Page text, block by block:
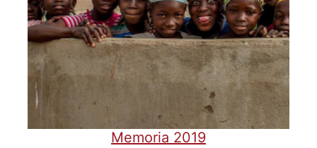
Memoria 2019